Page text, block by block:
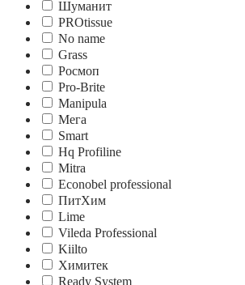
Шуманит
PROtissue
No name
Grass
Росмоп
Pro-Brite
Manipula
Мега
Smart
Hq Profiline
Mitra
Econobel professional
ПитХим
Lime
Vileda Professional
Kiilto
Химитек
Ready System